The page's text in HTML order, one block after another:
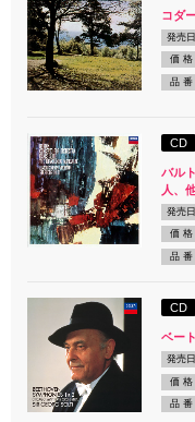
コダ
発売日
価 格
品 番
CD
バル
人、
発売日
価 格
品 番
CD
ベー
発売日
価 格
品 番